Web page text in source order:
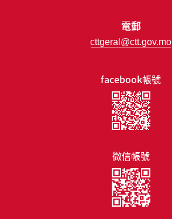
facebook帳號
微信帳號
電郵
cttgeral@ctt.gov.mo